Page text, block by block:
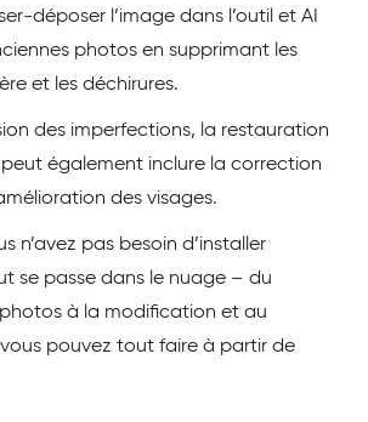
déposer l’image dans l’outil et AI
photos en supprimant les
et les déchirures.
des imperfections, la restauration
également inclure la correction
des visages.
n’avez pas besoin d’installer
se passe dans le nuage – du
à la modification et au
pouvez tout faire à partir de